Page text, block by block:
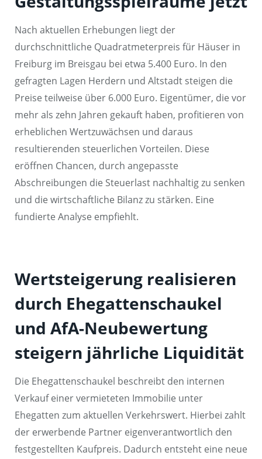
Nach aktuellen Erhebungen liegt der
durchschnittliche Quadratmeterpreis für Häuser in
Freiburg im Breisgau bei etwa 5.400 Euro. In den
gefragten Lagen Herdern und Altstadt steigen die
Preise teilweise über 6.000 Euro. Eigentümer, die vor
mehr als zehn Jahren gekauft haben, profitieren von
erheblichen Wertzuwächsen und daraus
resultierenden steuerlichen Vorteilen. Diese
eröffnen Chancen, durch angepasste
Abschreibungen die Steuerlast nachhaltig zu senken
und die wirtschaftliche Bilanz zu stärken. Eine
fundierte Analyse empfiehlt.
Wertsteigerung realisieren
durch Ehegattenschaukel
und AfA-Neubewertung
steigern jährliche Liquidität
Die Ehegattenschaukel beschreibt den internen
Verkauf einer vermieteten Immobilie unter
Ehegatten zum aktuellen Verkehrswert. Hierbei zahlt
der erwerbende Partner eigenverantwortlich den
festgestellten Kaufpreis. Dadurch entsteht eine neue